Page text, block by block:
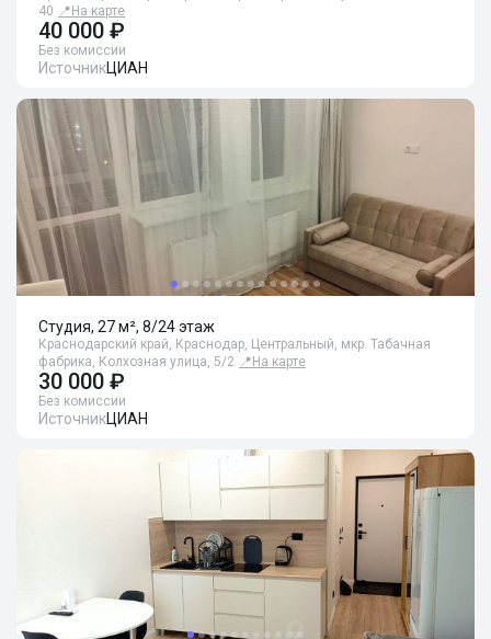
40 📍 На карте
40 000 ₽
Без комиссии
ИсточникЦИАН
Студия, 27 м², 8/24 этаж
Краснодарский край, Краснодар, Центральный, мкр. Табачная
фабрика, Колхозная улица, 5/2 📍 На карте
30 000 ₽
Без комиссии
ИсточникЦИАН